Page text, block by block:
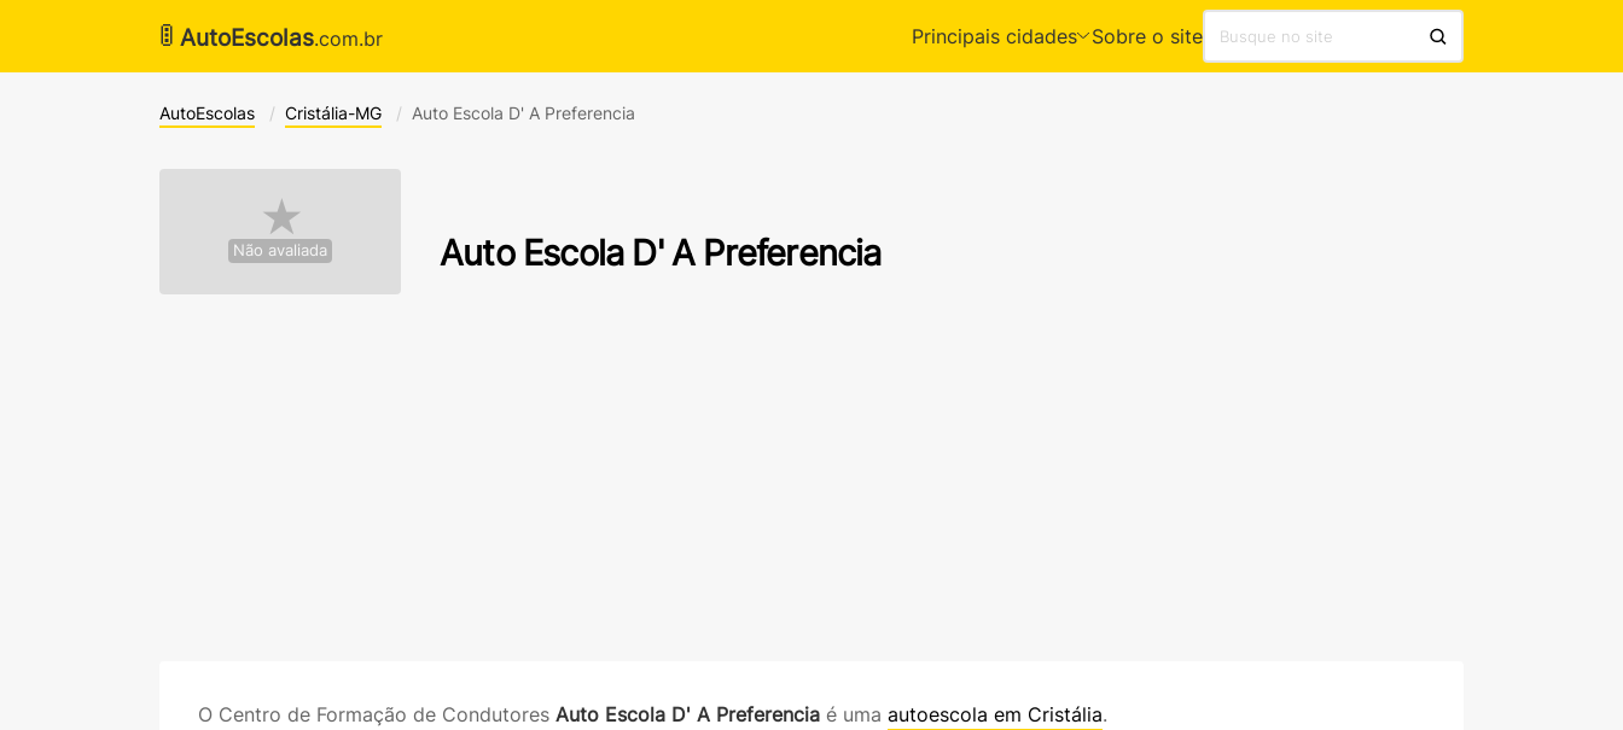
🚦 AutoEscolas.com.br Principais cidades Sobre o site
AutoEscolas Cristália-MG Auto Escola D' A Preferencia
★
Não avaliada Auto Escola D' A Preferencia
O Centro de Formação de Condutores Auto Escola D' A Preferencia é uma autoescola em Cristália.